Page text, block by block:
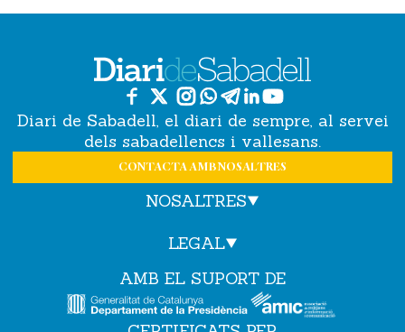
Diari de Sabadell, el diari de sempre, al servei
dels sabadellencs i vallesans.
CONTACTA AMB NOSALTRES
NOSALTRES
LEGAL
AMB EL SUPORT DE